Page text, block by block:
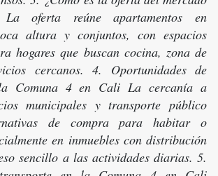
La oferta reúne apartamentos en
altura y conjuntos, con espacios
hogares que buscan cocina, zona de
cercanos. 4. Oportunidades de
Comuna 4 en Cali La cercanía a
municipales y transporte público
de compra para habitar o
en inmuebles con distribución
sencillo a las actividades diarias. 5.